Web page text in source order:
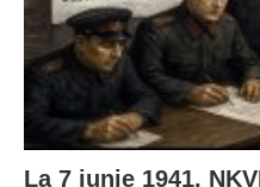
La 7 iunie 1941,